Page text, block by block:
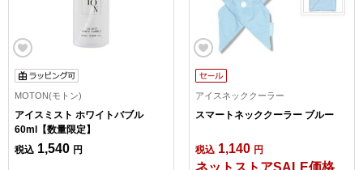
MOTON(モトン)
アイスミスト ホワイトバブル
60ml【数量限定】
税込 1,540 円
アイスネッククーラー
スマートネッククーラー ブルー
税込 1,140 円